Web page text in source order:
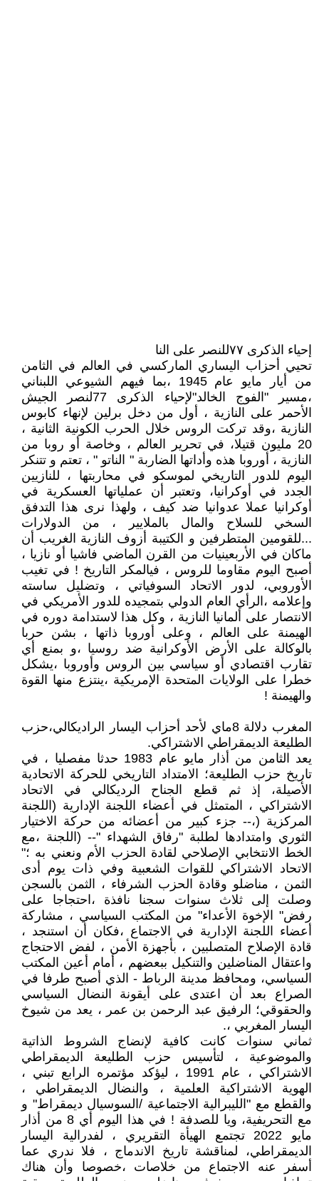
إحياء الذكرى ٧٧للنصر على النا
تحيي أحزاب اليساري الماركسي في العالم في الثامن
من أيار مايو عام 1945 ،بما فيهم الشيوعي اللبناني
،مسير "الفوج الخالد"لإحياء الذكرى 77لنصر الجيش
الأحمر على النازية ، أول من دخل برلين لإنهاء كابوس
النازية ،وقد تركت الروس خلال الحرب الكونية الثانية ،
20 مليون قتيلا، في تحرير العالم ، وخاصة أو روبا من
النازية ، أوروبا هذه وأداتها الضاربة " الناتو " ، تعتم و تتنكر
اليوم للدور التاريخي لموسكو في محاربتها ، للنازيين
الجدد في أوكرانيا، وتعتبر أن عملياتها العسكرية في
أوكرانيا عملا عدوانيا ضد كيف ، ولهذا نرى هذا التدفق
السخي للسلاح والمال بالملايير ، من الدولارات
...للقومين المتطرفين و الكتيبة أزوف النازية الغريب أن
ماكان في الأربعينيات من القرن الماضي فاشيا أو نازيا ،
أصبح اليوم مقاوما للروس ، فيالمكر التاريخ ! في تغيب
الأوروبي، لدور الاتحاد السوفياتي ، وتضليل ساسته
وإعلامه ،الرأي العام الدولي بتمجيده للدور الأمريكي في
الانتصار على ألمانيا النازية ، وكل هذا لاستدامة دوره في
الهيمنة على العالم ، وعلى أوروبا ذاتها ، بشن حربا
بالوكالة على الأرض الأوكرانية ضد روسيا ،و بمنع أي
تقارب اقتصادي أو سياسي بين الروس وأوروبا ،يشكل
خطرا على الولايات المتحدة الإمريكية ،ينتزع منها القوة
والهيمنة !
المغرب دلالة 8ماي لأحد أحزاب اليسار الراديكالي،حزب
الطليعة الديمقراطي الاشتراكي.
يعد الثامن من أذار مايو عام 1983 حدثا مفصليا ، في
تاريخ حزب الطليعة؛ الامتداد التاريخي للحركة الاتحادية
الأصيلة، إذ ثم قطع الجناح الرديكالي في الاتحاد
الاشتراكي ، المتمثل في أعضاء اللجنة الإدارية (اللجنة
المركزية (،-- جزء كبير من أعضائه من حركة الاختيار
الثوري وامتدادها لطلبة "رفاق الشهداء "-- (اللجنة ،مع
الخط الانتخابي الإصلاحي لقادة الحزب الأم ونعني به ؛"
الاتحاد الاشتراكي للقوات الشعبية وفي ذات يوم أدى
الثمن ، مناضلو وقادة الحزب الشرفاء ، الثمن بالسجن
وصلت إلى ثلاث سنوات سجنا نافذة ،احتجاجا على
رفض" الإخوة الأعداء" من المكتب السياسي ، مشاركة
أعضاء اللجنة الإدارية في الاجتماع ،فكان أن استنجد ،
قادة الإصلاح المتصلبين ، بأجهزة الأمن ، لفض الاحتجاج
واعتقال المناضلين والتنكيل ببعضهم ، أمام أعين المكتب
السياسي، ومحافظ مدينة الرباط - الذي أصبح طرفا في
الصراع بعد أن اعتدى على أيقونة النضال السياسي
والحقوقي؛ الرفيق عبد الرحمن بن عمر ، يعد من شيوخ
اليسار المغربي ،.
ثماني سنوات كانت كافية لإنضاج الشروط الذاتية
والموضوعية ، لتأسيس حزب الطليعة الديمقراطي
الاشتراكي ، عام 1991 ، ليؤكد مؤتمره الرابع تبني ،
الهوية الاشتراكية العلمية ، والنضال الديمقراطي ،
والقطع مع "الليبرالية الاجتماعية /السوسيال ديمقراط" و
مع التحريفية، ويا للصدفة ! في هذا اليوم أي 8 من أذار
مايو 2022 تجتمع الهيأة التقريري ، لفدرالية اليسار
الديمقراطي، لمناقشة تاريخ الاندماج ، فلا ندري عما
أسفر عنه الاجتماع من خلاصات ،خصوصا وأن هناك